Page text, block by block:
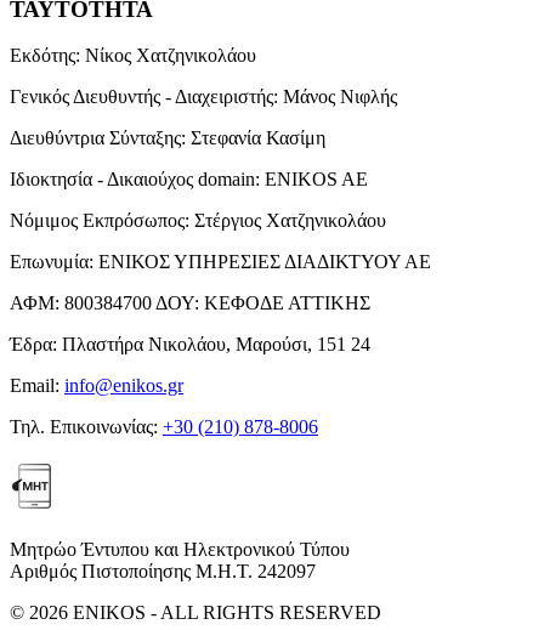
ΤΑΥΤΟΤΗΤΑ
Εκδότης: Νίκος Χατζηνικολάου
Γενικός Διευθυντής - Διαχειριστής: Μάνος Νιφλής
Διευθύντρια Σύνταξης: Στεφανία Κασίμη
Ιδιοκτησία - Δικαιούχος domain: ENIKOS AE
Νόμιμος Εκπρόσωπος: Στέργιος Χατζηνικολάου
Επωνυμία: ΕΝΙΚΟΣ ΥΠΗΡΕΣΙΕΣ ΔΙΑΔΙΚΤΥΟΥ ΑΕ
ΑΦΜ: 800384700ΔΟΥ: ΚΕΦΟΔΕ ΑΤΤΙΚΗΣ
Έδρα: Πλαστήρα Νικολάου, Μαρούσι, 151 24
Email: info@enikos.gr
Τηλ. Επικοινωνίας: +30 (210) 878-8006
Μητρώο Έντυπου και Ηλεκτρονικού Τύπου
Αριθμός Πιστοποίησης Μ.Η.Τ. 242097
© 2026 ENIKOS - ALL RIGHTS RESERVED